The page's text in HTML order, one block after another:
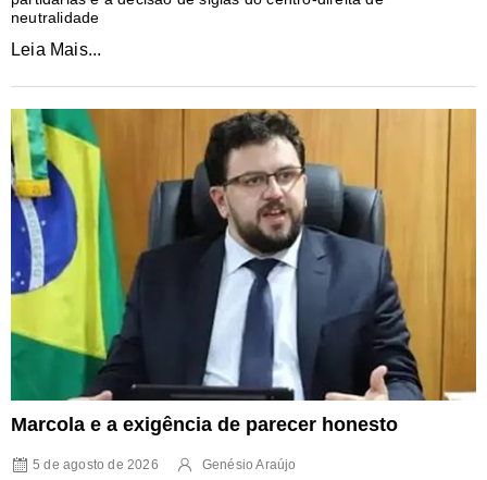
neutralidade
Leia Mais...
Marcola e a exigência de parecer honesto
5 de agosto de 2026 Genésio Araújo